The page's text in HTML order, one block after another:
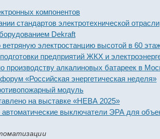
компонентов
электротехнической отрасли
Dekraft
электростанцию высотой в 60 этажей
предприятий ЖКХ и
алкалиновых батареек в Москве
энергетическая неделя»
модуль
на выставке «НЕВА 2025»
выключатели ЭРА для объекта